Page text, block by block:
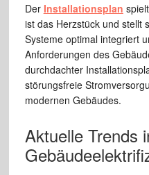
Der Installationsplan
ist das Herzstück und stellt
Systeme optimal integriert
Anforderungen des
durchdachter
störungsfreie
modernen Gebäudes.
Aktuelle Trends